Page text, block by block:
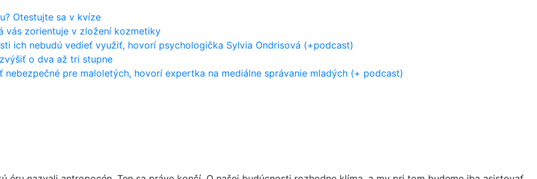
Otestujte sa v kvíze
vás zorientuje v zložení kozmetiky
ich nebudú vedieť využiť, hovorí psychologička Sylvia Ondrisová (+podcast)
o dva až tri stupne
nebezpečné pre maloletých, hovorí expertka na mediálne správanie mladých (+ podcast)